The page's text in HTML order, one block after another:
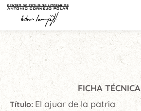
FICHA TÉCNICA
Título: El ajuar de la patria